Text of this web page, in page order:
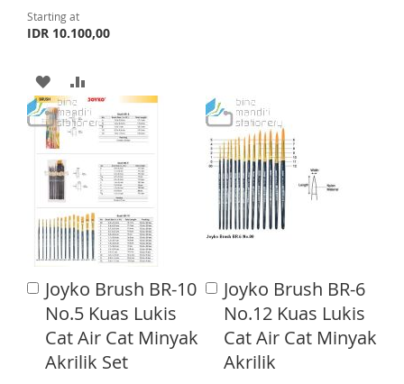
Starting at
IDR 10.100,00
A
D
D
T
O
W
I
S
H
L
D
D
T
O
C
O
M
P
A
H
L
I
S
T
A
R
E
Joyko Brush BR-10
No.5 Kuas Lukis
Cat Air Cat Minyak
Akrilik Set
A
d
d
t
o
C
Joyko Brush BR-6
No.12 Kuas Lukis
Cat Air Cat Minyak
Akrilik
A
d
d
t
o
C